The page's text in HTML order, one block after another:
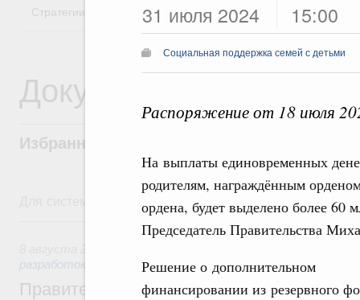
31 июля 2024 15:00
Социальная поддержка семей с детьми
Распоряжение от 18 июля
На выплаты единовременных
родителям, награждённым
ордена, будет выделено более 60
Председатель Правительства
Решение о дополнительном
финансировании из резервного
Стратегии Государственные программы
Документы
Избранные документы со справками к
Для системного поиска перейдите в раздел "Поиск по
8 августа, суббота
разработок
Правительство расширило перечень